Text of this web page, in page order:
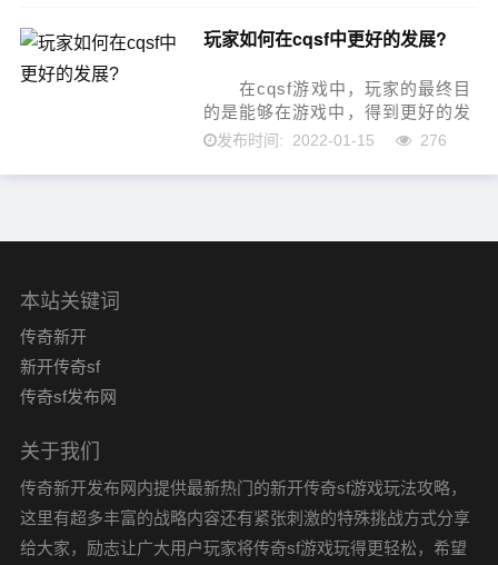
励都是一些道具和材料。...
玩家如何在cqsf中更好的发展?
在cqsf游戏中，玩家的最终目
的是能够在游戏中，得到更好的发
展。有很多玩家都是这么想的，因
发布时间: 2022-01-15 276
本站关键词
传奇新开
新开传奇sf
传奇sf发布网
关于我们
传奇新开发布网内提供最新热门的新开传奇sf游戏玩法攻略，
这里有超多丰富的战略内容还有紧张刺激的特殊挑战方式分享
给大家，励志让广大用户玩家将传奇sf游戏玩得更轻松，希望